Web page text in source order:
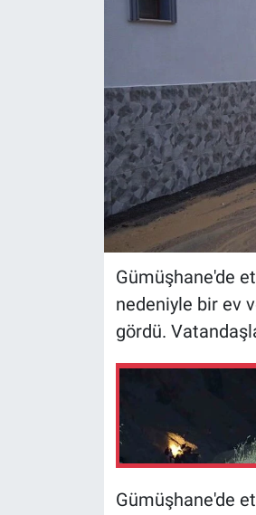
Gümüşhane'de
nedeniyle bir ev
gördü.
Gümüşhane'de